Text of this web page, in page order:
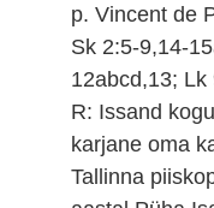
p. Vincent de
Sk 2:5-9,14-
12abcd,13; Lk
R: Issand
karjane oma
Tallinna